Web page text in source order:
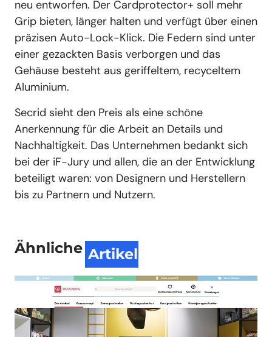
neu entworfen. Der Cardprotector+ soll mehr
Grip bieten, länger halten und verfügt über einen
präzisen Auto-Lock-Klick. Die Federn sind unter
einer gezackten Basis verborgen und das
Gehäuse besteht aus geriffeltem, recyceltem
Aluminium.
Secrid sieht den Preis als eine schöne
Anerkennung für die Arbeit an Details und
Nachhaltigkeit. Das Unternehmen bedankt sich
bei der iF-Jury und allen, die an der Entwicklung
beteiligt waren: von Designern und Herstellern
bis zu Partnern und Nutzern.
Ähnliche Artikel